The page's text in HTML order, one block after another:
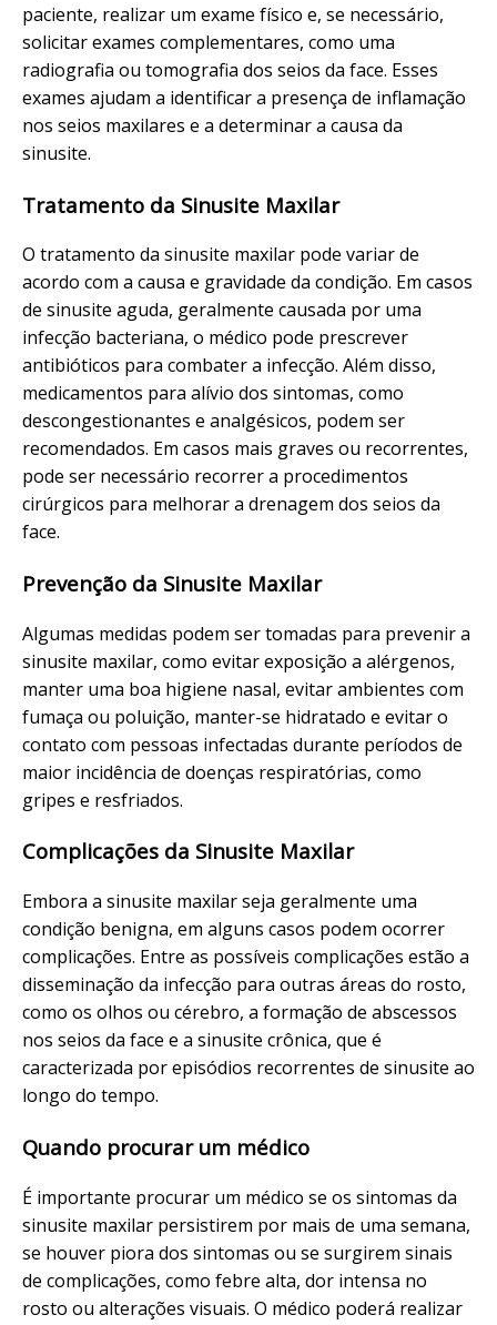
paciente, realizar um exame físico e, se necessário,
solicitar exames complementares, como uma
radiografia ou tomografia dos seios da face. Esses
exames ajudam a identificar a presença de inflamação
nos seios maxilares e a determinar a causa da
sinusite.
Tratamento da Sinusite Maxilar
O tratamento da sinusite maxilar pode variar de
acordo com a causa e gravidade da condição. Em casos
de sinusite aguda, geralmente causada por uma
infecção bacteriana, o médico pode prescrever
antibióticos para combater a infecção. Além disso,
medicamentos para alívio dos sintomas, como
descongestionantes e analgésicos, podem ser
recomendados. Em casos mais graves ou recorrentes,
pode ser necessário recorrer a procedimentos
cirúrgicos para melhorar a drenagem dos seios da
face.
Prevenção da Sinusite Maxilar
Algumas medidas podem ser tomadas para prevenir a
sinusite maxilar, como evitar exposição a alérgenos,
manter uma boa higiene nasal, evitar ambientes com
fumaça ou poluição, manter-se hidratado e evitar o
contato com pessoas infectadas durante períodos de
maior incidência de doenças respiratórias, como
gripes e resfriados.
Complicações da Sinusite Maxilar
Embora a sinusite maxilar seja geralmente uma
condição benigna, em alguns casos podem ocorrer
complicações. Entre as possíveis complicações estão a
disseminação da infecção para outras áreas do rosto,
como os olhos ou cérebro, a formação de abscessos
nos seios da face e a sinusite crônica, que é
caracterizada por episódios recorrentes de sinusite ao
longo do tempo.
Quando procurar um médico
É importante procurar um médico se os sintomas da
sinusite maxilar persistirem por mais de uma semana,
se houver piora dos sintomas ou se surgirem sinais
de complicações, como febre alta, dor intensa no
rosto ou alterações visuais. O médico poderá realizar